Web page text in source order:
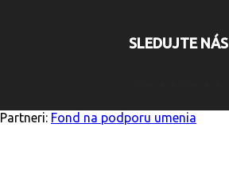
SLEDUJTE NÁS
Partneri: Fond na podporu umenia